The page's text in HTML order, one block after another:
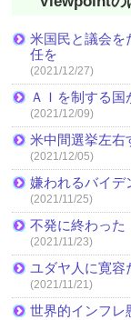
米国民と議会
任を
(2021/12/27)
ＡＩを制する
(2021/12/09)
米中間選挙左右
(2021/12/05)
嫌われるバイデ
(2021/11/25)
不発に終わった
(2021/11/23)
ユダヤ人に寛容
(2021/11/21)
世界的インフレ